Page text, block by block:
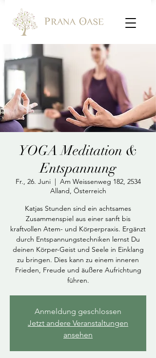
YOGA Meditation &
Entspannung
Fr., 26. Juni
  |
Am Weissenweg 182, 2534
Alland, Österreich
Katjas Stunden sind ein achtsames
Zusammenspiel aus einer sanft bis
kraftvollen Atem- und Körperpraxis. Ergänzt
durch Entspannungstechniken lernst Du
deinen Körper-Geist und Seele in Einklang
zu bringen. Dies kann zu einem inneren
Frieden, Freude und äußere Aufrichtung
führen.
Anmeldung geschlossen
Jetzt andere Veranstaltungen
ansehen